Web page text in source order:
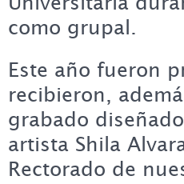
como grupal.
Este año fueron
recibieron,
grabado
artista Shila
Rectorado de